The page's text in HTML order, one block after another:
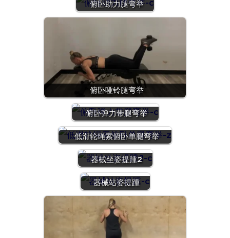
俯卧助力腿弯举
俯卧哑铃腿弯举
俯卧弹力带腿弯举
低滑轮绳索俯卧单腿弯举
器械坐姿提踵2
器械站姿提踵